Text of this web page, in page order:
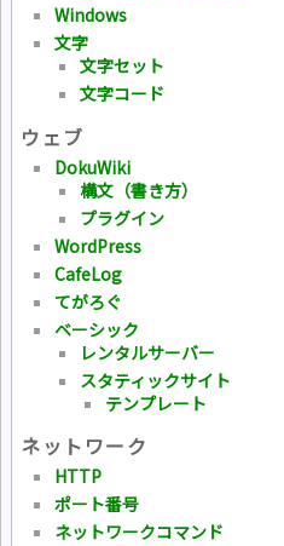
Windows
文字
文字セット
文字コード
ウェブ
DokuWiki
構文（書き方）
プラグイン
WordPress
CafeLog
てがろぐ
ベーシック
レンタルサーバー
スタティックサイト
テンプレート
ネットワーク
HTTP
ポート番号
ネットワークコマンド